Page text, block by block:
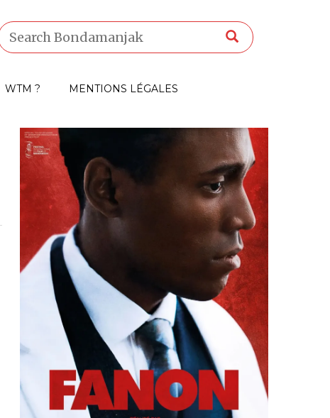
WTM ? MENTIONS LÉGALES